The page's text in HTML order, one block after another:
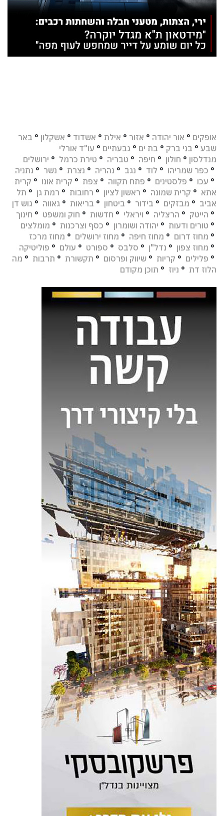
אופקים ° אור יהודה ° אזור ° אילת ° אשדוד ° אשקלון ° באר
שבע ° בני ברק ° בת ים ° גבעתיים ° עו"ד אורלי
מנדלסון ° חולון ° חיפה ° טבריה ° טירת כרמל ° ירושלים
° כפר שמריהו ° לוד ° נגב ° נהריה ° נצרת ° נשר ° נתניה
° עכו ° פלסטינים ° פתח תקווה ° צפת ° קרית אונו ° קרית
אתא ° קרית שמונה ° ראשון לציון ° רחובות ° רמת גן ° תל
אביב ° מבזקים ° בידור ° ביטחון ° בריאות ° גאווה ° גוש דן
° הייטק ° הרצליה ° ויראלי ° חדשות ° חוק ומשפט ° חינוך
° טורים ודעות ° יהודה ושומרון ° כסף וצרכנות ° מומלצים
° מחוז דרום ° מחוז חיפה ° מחוז ירושלים ° מחוז מרכז
° מחוז צפון ° נדל"ן ° סלבס ° ספורט ° עולם ° פוליטיקה
° פלילים ° קריות ° שיווק ופרסום ° תקשורת ° תרבות ° מה
הלוז דת ° ניוז ° תוכן מקודם